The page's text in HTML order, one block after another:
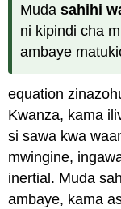
Mudasahihi
ni kipindi cha
ambaye
equation
Kwanza, kama
si sawa kwa
mwingine,
inertial. Muda
ambaye, kama